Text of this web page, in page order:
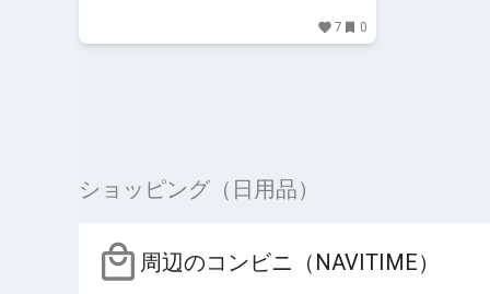
7 0
ショッピング（日用品）
周辺のコンビニ（NAVITIME）